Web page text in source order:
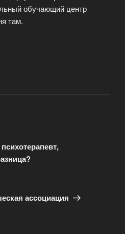
обучающий центр
там.
ассоциация